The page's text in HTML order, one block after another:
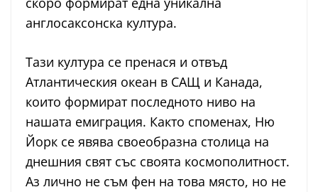
англосаксонска култура.
Тази култура се пренася и отвъд
Атлантическия океан в САЩ и Канада,
които формират последното ниво на
нашата емиграция. Както споменах, Ню
Йорк се явява своеобразна столица на
днешния свят със своята космополитност.
Аз лично не съм фен на това място, но не